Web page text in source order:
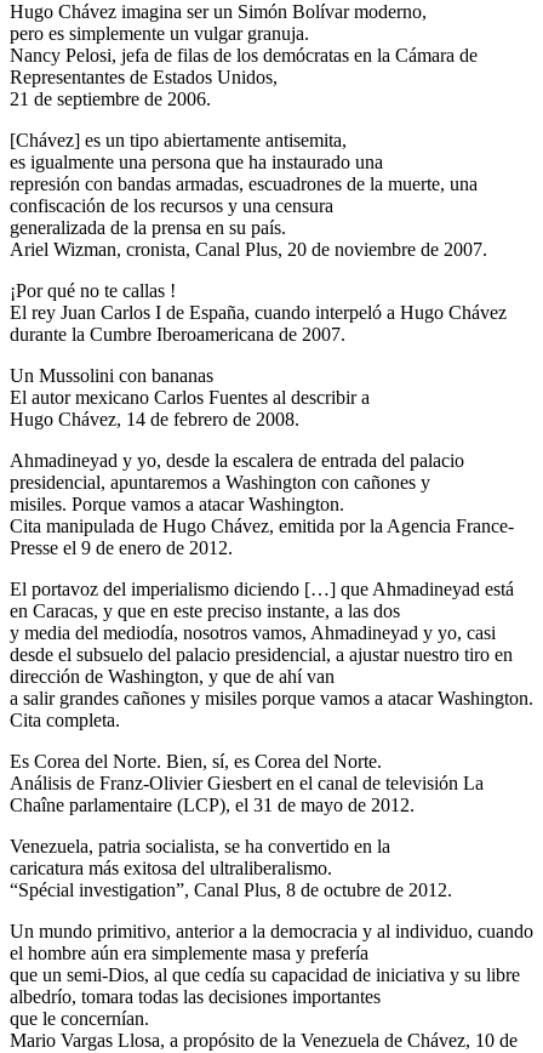
Hugo Chávez imagina ser un Simón Bolívar moderno,
pero es simplemente un vulgar granuja.
Nancy Pelosi, jefa de filas de los demócratas en la Cámara de
Representantes de Estados Unidos,
21 de septiembre de 2006.
[Chávez] es un tipo abiertamente antisemita,
es igualmente una persona que ha instaurado una
represión con bandas armadas, escuadrones de la muerte, una
confiscación de los recursos y una censura
generalizada de la prensa en su país.
Ariel Wizman, cronista, Canal Plus, 20 de noviembre de 2007.
¡Por qué no te callas !
El rey Juan Carlos I de España, cuando interpeló a Hugo Chávez
durante la Cumbre Iberoamericana de 2007.
Un Mussolini con bananas
El autor mexicano Carlos Fuentes al describir a
Hugo Chávez, 14 de febrero de 2008.
Ahmadineyad y yo, desde la escalera de entrada del palacio
presidencial, apuntaremos a Washington con cañones y
misiles. Porque vamos a atacar Washington.
Cita manipulada de Hugo Chávez, emitida por la Agencia France-
Presse el 9 de enero de 2012.
El portavoz del imperialismo diciendo […] que Ahmadineyad está
en Caracas, y que en este preciso instante, a las dos
y media del mediodía, nosotros vamos, Ahmadineyad y yo, casi
desde el subsuelo del palacio presidencial, a ajustar nuestro tiro en
dirección de Washington, y que de ahí van
a salir grandes cañones y misiles porque vamos a atacar Washington.
Cita completa.
Es Corea del Norte. Bien, sí, es Corea del Norte.
Análisis de Franz-Olivier Giesbert en el canal de televisión La
Chaîne parlamentaire (LCP), el 31 de mayo de 2012.
Venezuela, patria socialista, se ha convertido en la
caricatura más exitosa del ultraliberalismo.
“Spécial investigation”, Canal Plus, 8 de octubre de 2012.
Un mundo primitivo, anterior a la democracia y al individuo, cuando
el hombre aún era simplemente masa y prefería
que un semi-Dios, al que cedía su capacidad de iniciativa y su libre
albedrío, tomara todas las decisiones importantes
que le concernían.
Mario Vargas Llosa, a propósito de la Venezuela de Chávez, 10 de